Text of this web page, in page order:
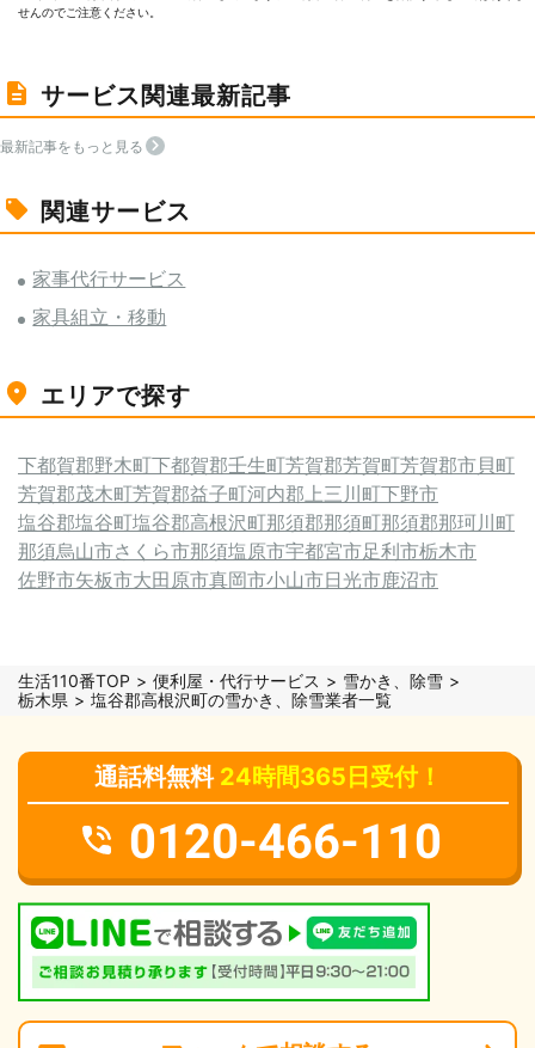
せんのでご注意ください。
サービス関連最新記事
最新記事をもっと見る
関連サービス
家事代行サービス
家具組立・移動
エリアで探す
下都賀郡野木町下都賀郡壬生町芳賀郡芳賀町芳賀郡市貝町
芳賀郡茂木町芳賀郡益子町河内郡上三川町下野市
塩谷郡塩谷町塩谷郡高根沢町那須郡那須町那須郡那珂川町
那須烏山市さくら市那須塩原市宇都宮市足利市栃木市
佐野市矢板市大田原市真岡市小山市日光市鹿沼市
生活110番TOP 便利屋・代行サービス
雪かき、除雪
栃木県
塩谷郡高根沢町の雪かき、除雪業者一覧
通話料無料 24時間365日受付！
0120-466-110